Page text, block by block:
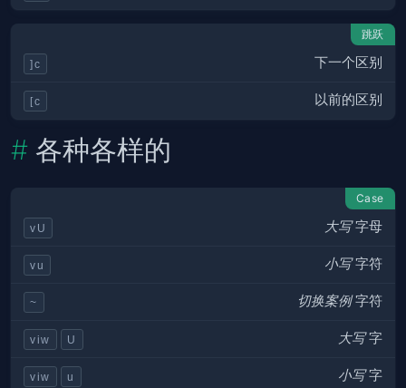
跳跃
]c 下一个区别
[c 以前的区别
各种各样的
Case
vU 大写字母
vu 小写字符
~ 切换案例字符
viw U 大写字
viw u 小写字